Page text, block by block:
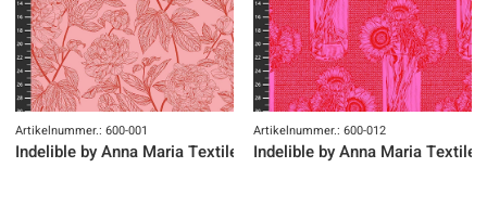
Artikelnummer.: 600-001
Indelible by Anna Maria Textiles
Artikelnummer.: 600-012
Indelible by Anna Maria Textiles